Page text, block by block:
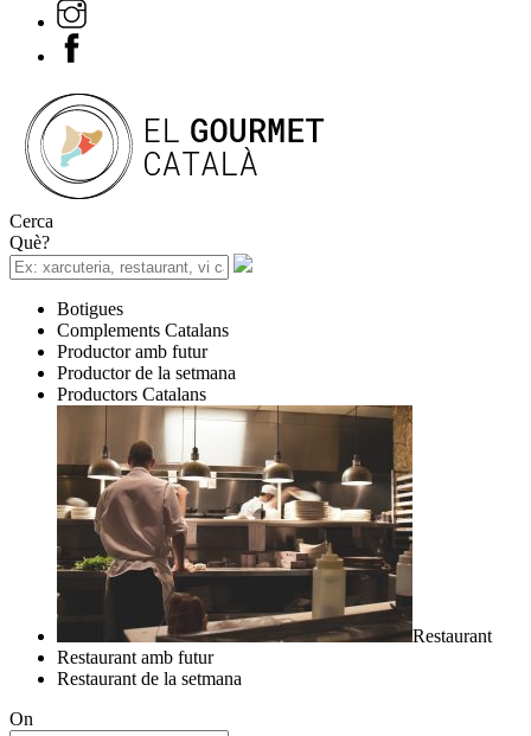
Cerca
Què?
Botigues
Complements Catalans
Productor amb futur
Productor de la setmana
Productors Catalans
Restaurant
Restaurant amb futur
Restaurant de la setmana
On